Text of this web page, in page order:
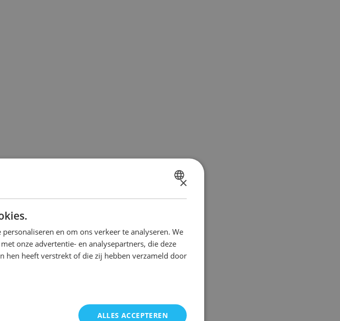
×
en om ons verkeer te analyseren. We
onze advertentie- en analysepartners, die deze
hen heeft verstrekt of die zij hebben verzameld door
ALLES ACCEPTEREN